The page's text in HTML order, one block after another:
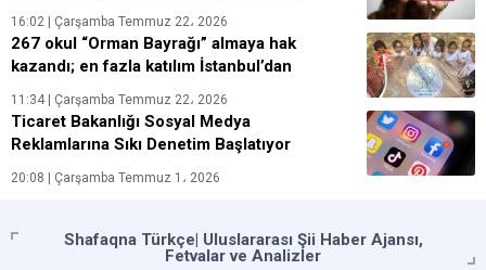
16:02 | Çarşamba Temmuz 22، 2026
267 okul “Orman Bayrağı” almaya hak
kazandı; en fazla katılım İstanbul’dan
11:34 | Çarşamba Temmuz 22، 2026
Ticaret Bakanlığı Sosyal Medya
Reklamlarına Sıkı Denetim Başlatıyor
20:08 | Çarşamba Temmuz 1، 2026
Shafaqna Türkçe| Uluslararası Şii Haber Ajansı,
Fetvalar ve Analizler